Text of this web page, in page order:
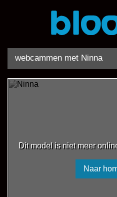
webcammen met Ninna
Dit model is niet meer
Naar